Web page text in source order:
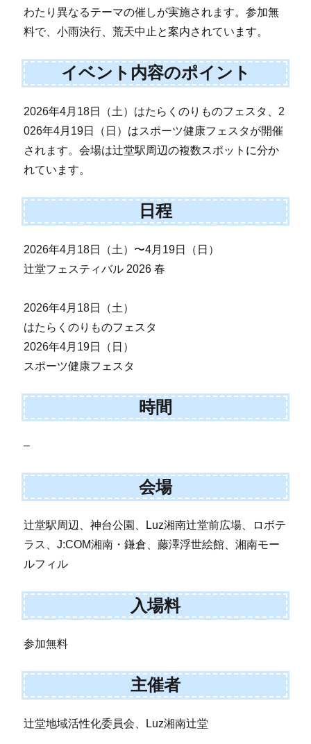
わたり異なるテーマの催しが実施されます。参加無
料で、小雨決行、荒天中止と案内されています。
イベント内容のポイント
2026年4月18日（土）はたらくのりものフェスタ、2
026年4月19日（日）はスポーツ健康フェスタが開催
されます。会場は辻堂駅周辺の複数スポットに分か
れています。
日程
2026年4月18日（土）〜4月19日（日）
辻堂フェスティバル 2026 春
2026年4月18日（土）
はたらくのりものフェスタ
2026年4月19日（日）
スポーツ健康フェスタ
時間
–
会場
辻堂駅周辺、神台公園、Luz湘南辻堂前広場、ロボテ
ラス、J:COM湘南・鎌倉、藤澤浮世絵館、湘南モー
ルフィル
入場料
参加無料
主催者
辻堂地域活性化委員会、Luz湘南辻堂